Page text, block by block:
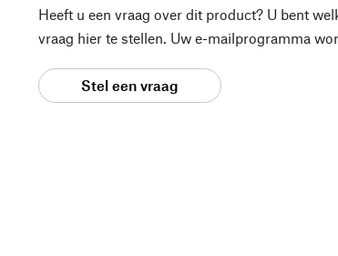
Heeft u een vraag over dit product? U bent
vraag hier te stellen. Uw e-mailprogramma
Stel een vraag